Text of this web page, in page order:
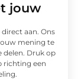
jouw
aan. Ons
mening te
delen. Druk op
richting een